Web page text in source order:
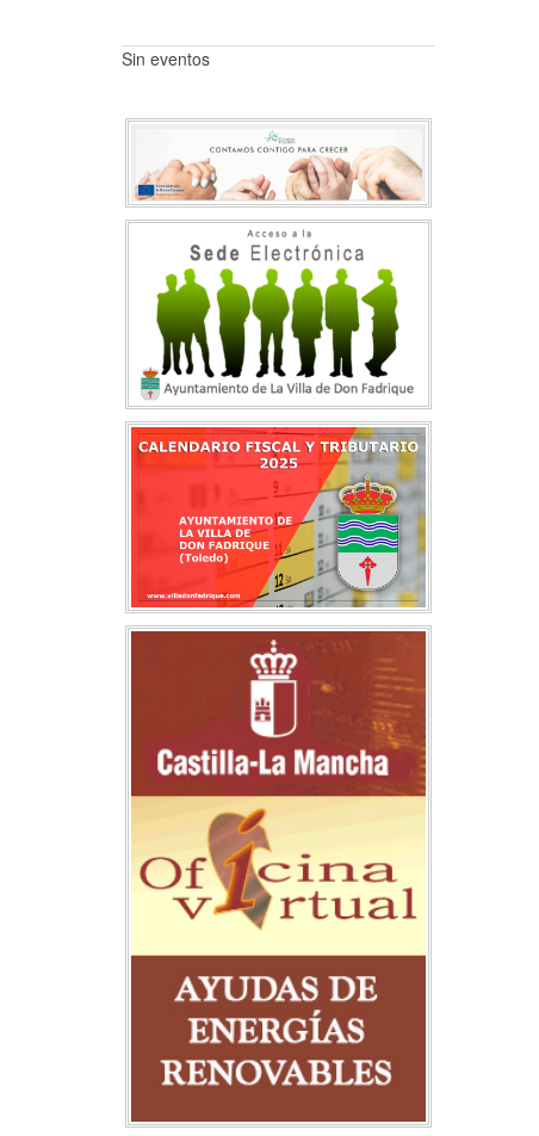
Sin eventos